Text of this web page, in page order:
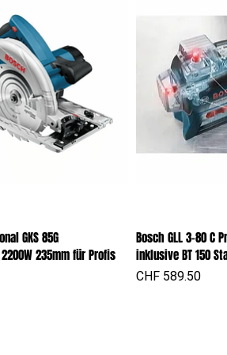
GKS 85G
235mm für Profis
Bosch GLL 3-80 C
inklusive BT 150
Preis
CHF 589.50